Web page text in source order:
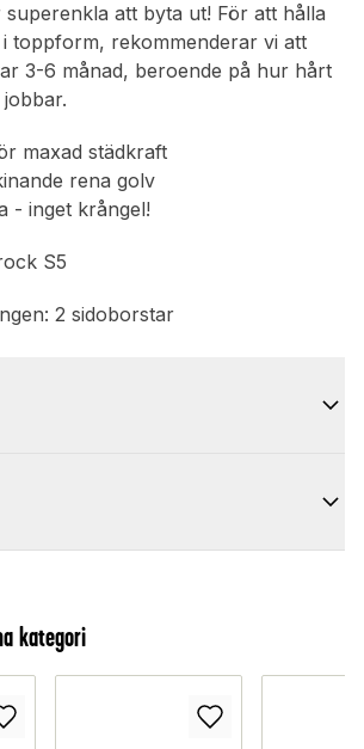
superenkla att byta ut! För att hålla
i toppform, rekommenderar vi att
3-6 månad, beroende på hur hårt
maxad städkraft
rena golv
- inget krångel!
S5
2 sidoborstar
kategori